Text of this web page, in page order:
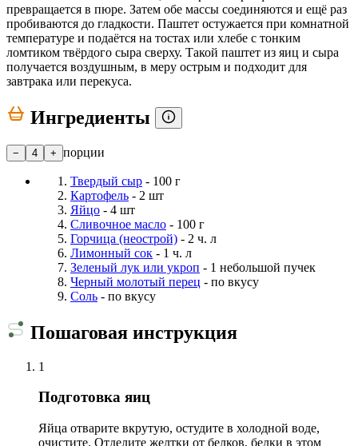
превращается в пюре. Затем обе массы соединяются и ещё раз
пробиваются до гладкости. Паштет остужается при комнатной
температуре и подаётся на тостах или хлебе с тонким
ломтиком твёрдого сыра сверху. Такой паштет из яиц и сыра
получается воздушным, в меру острым и подходит для
завтрака или перекуса.
Ингредиенты
− 4 + порции
Твердый сыр - 100 г
Картофель - 2 шт
Яйцо - 4 шт
Сливочное масло - 100 г
Горчица (неострой) - 2 ч. л
Лимонный сок - 1 ч. л
Зеленый лук или укроп - 1 небольшой пучек
Черный молотый перец - по вкусу
Соль - по вкусу
Пошаговая инструкция
1
Подготовка яиц
Яйца отварите вкрутую, остудите в холодной воде,
очистите. Отделите желтки от белков, белки в этом